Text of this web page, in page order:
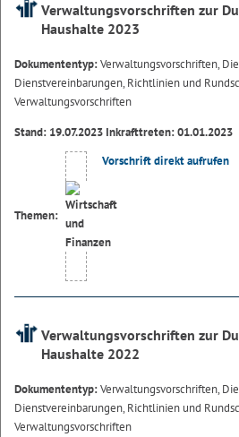
Verwaltungsvorschriften zur
Haushalte 2023
Dokumententyp:Verwaltungsvorschriften,
Dienstvereinbarungen, Richtlinien und
Verwaltungsvorschriften
Stand: 19.07.2023 Inkrafttreten: 01.01.2023
Themen:
Vorschrift direkt aufrufen
Verwaltungsvorschriften zur
Haushalte 2022
Dokumententyp:Verwaltungsvorschriften,
Dienstvereinbarungen, Richtlinien und
Verwaltungsvorschriften